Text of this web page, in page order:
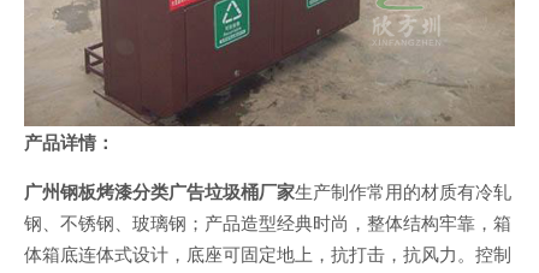
产品详情：
广州钢板烤漆分类广告垃圾桶厂家生产制作常用的材质有冷轧
钢、不锈钢、玻璃钢；产品造型经典时尚，整体结构牢靠，箱
体箱底连体式设计，底座可固定地上，抗打击，抗风力。控制